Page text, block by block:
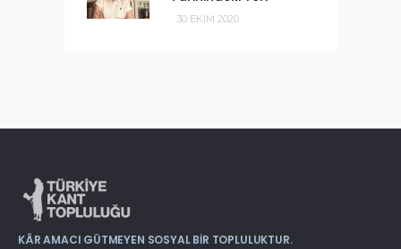
30 EKIM 2020
KÂR AMACI GÜTMEYEN SOSYAL BIR TOPLULUKTUR.